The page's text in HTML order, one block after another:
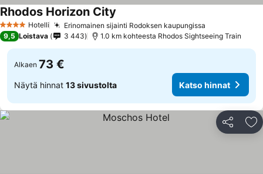
4 Tähtiluokitus
Hotelli Erinomainen sijainti Rodoksen kaupungissa
Rhodos Horizon City
9,5 Loistava 3 443 1.0 km kohteesta Rhodos Sightseeing Train
Alkaen 73 €
Näytä hinnat 13 sivustolta Katso hinnat
Jaa